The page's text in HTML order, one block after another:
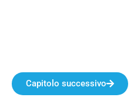
Capitolo successivo